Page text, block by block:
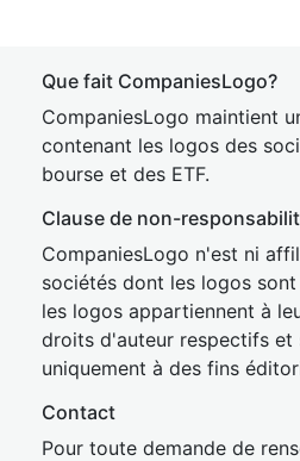
Que fait CompaniesLogo?
CompaniesLogo maintient
contenant les logos des
bourse et des ETF.
Clause de non-
CompaniesLogo n'est ni
sociétés dont les logos
les logos appartiennent à
droits d'auteur respectifs et
uniquement à des fins
Contact
Pour toute demande de